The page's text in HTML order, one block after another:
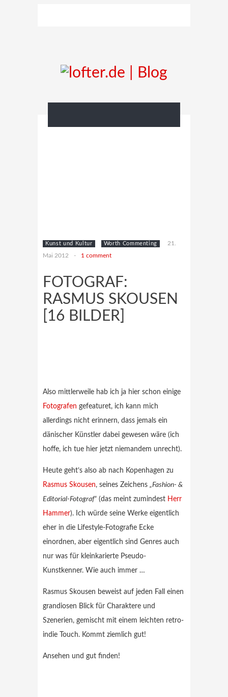
Kunst und Kultur Worth Commenting
21.
Mai 2012
- 1 comment
FOTOGRAF:
RASMUS SKOUSEN
[16 BILDER]
Also mittlerweile hab ich ja hier schon einige
Fotografen gefeaturet, ich kann mich
allerdings nicht erinnern, dass jemals ein
dänischer Künstler dabei gewesen wäre (ich
hoffe, ich tue hier jetzt niemandem unrecht).
Heute geht’s also ab nach Kopenhagen zu
Rasmus Skousen, seines Zeichens „Fashion- &
Editorial-Fotograf“ (das meint zumindest Herr
Hammer). Ich würde seine Werke eigentlich
eher in die Lifestyle-Fotografie Ecke
einordnen, aber eigentlich sind Genres auch
nur was für kleinkarierte Pseudo-
Kunstkenner. Wie auch immer …
Rasmus Skousen beweist auf jeden Fall einen
grandiosen Blick für Charaktere und
Szenerien, gemischt mit einem leichten retro-
indie Touch. Kommt ziemlich gut!
Ansehen und gut finden!